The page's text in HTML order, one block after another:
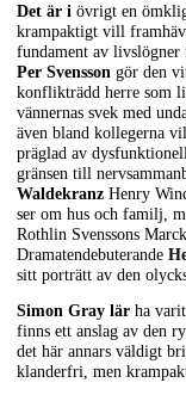
Det är i övrigt en
krampaktigt vill
fundament av livslögner
Per Svensson gör den
konflikträdd herre som
vännernas svek med
även bland kollegerna
präglad av
gränsen till
Waldekranz Henry
ser om hus och familj,
Rothlin Svenssons
Dramatendebuterande
sitt porträtt av den
Simon Gray lär ha
finns ett anslag av den
det här annars väldigt
klanderfri, men